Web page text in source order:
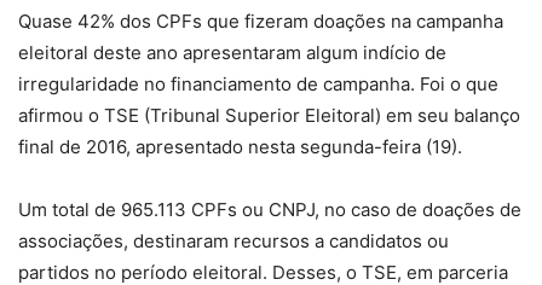
Quase 42% dos CPFs que fizeram doações na campanha
eleitoral deste ano apresentaram algum indício de
irregularidade no financiamento de campanha. Foi o que
afirmou o TSE (Tribunal Superior Eleitoral) em seu balanço
final de 2016, apresentado nesta segunda-feira (19).
Um total de 965.113 CPFs ou CNPJ, no caso de doações de
associações, destinaram recursos a candidatos ou
partidos no período eleitoral. Desses, o TSE, em parceria